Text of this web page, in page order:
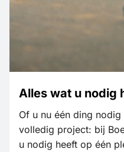
Alles wat u nodig
Of u nu één ding
volledig project: bij
u nodig heeft op één